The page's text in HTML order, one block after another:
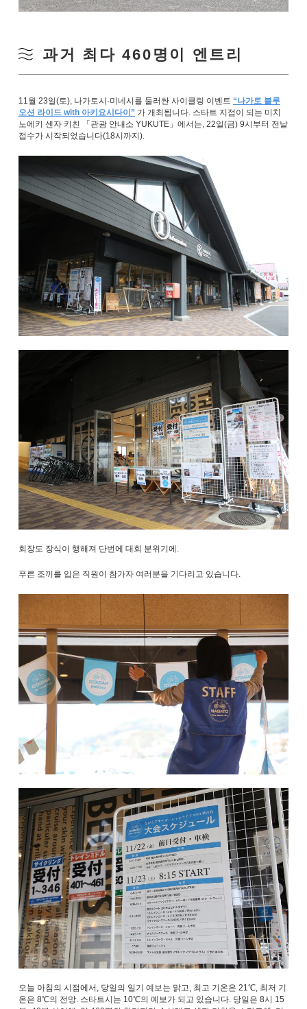
과거 최다 460명이 엔트리
11월 23일(토), 나가토시·미네시를 둘러싼 사이클링 이벤트 “나가토 블루
오션 라이드 with 아키요시다이” 가 개최됩니다. 스타트 지점이 되는 미치
노에키 센자 키친 「관광 안내소 YUKUTE」에서는, 22일(금) 9시부터 전날
접수가 시작되었습니다(18시까지).
회장도 장식이 행해져 단번에 대회 분위기에.
푸른 조끼를 입은 직원이 참가자 여러분을 기다리고 있습니다.
오늘 아침의 시점에서, 당일의 일기 예보는 맑고, 최고 기온은 21℃, 최저 기
온은 8℃의 전망. 스타트시는 10℃의 예보가 되고 있습니다. 당일은 8시 15